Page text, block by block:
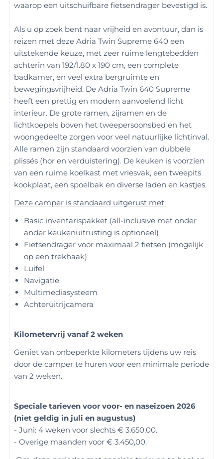
waarop een uitschuifbare fietsendrager bevestigd is.
Als u op zoek bent naar vrijheid en avontuur, dan is
reizen met deze Adria Twin Supreme 640 een
uitstekende keuze, met zeer ruime lengtebedden
achterin van 192/1.80 x 190 cm, een complete
badkamer, en veel extra bergruimte en
bewegingsvrijheid. De Adria Twin 640 Supreme
heeft een prettig en modern aanvoelend licht
interieur. De grote ramen, zijramen en de
lichtkoepels boven het tweepersoonsbed en het
woongedeelte zorgen voor veel natuurlijke lichtinval.
Alle ramen zijn standaard voorzien van dubbele
plissés (hor en verduistering). De keuken is voorzien
van een ruime koelkast met vriesvak, een tweepits
kookplaat, een spoelbak en diverse laden en kastjes.
Deze camper is standaard uitgerust met:
Basic inventarispakket (all-inclusive met onder
ander keukenuitrusting is optioneel)
Fietsendrager voor maximaal 2 fietsen (mogelijk
op een trekhaak)
Luifel
Navigatie
Multimediasysteem
Achteruitrijcamera
Kilometervrij vanaf 2 weken
Geniet van onbeperkte kilometers tijdens uw reis
door de camper te huren voor een minimale periode
van 2 weken.
Speciale tarieven voor voor- en naseizoen 2026
(niet geldig in juli en augustus)
- Juni: 4 weken voor slechts € 3.650,00.
- Overige maanden voor € 3.450,00.